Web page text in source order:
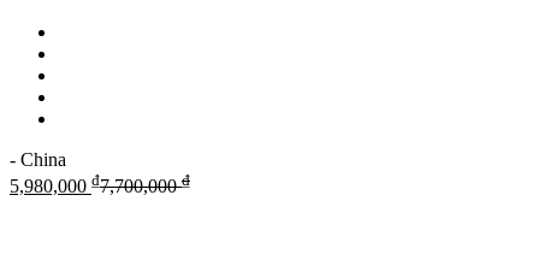
- China
5,980,000 ₫7,700,000₫